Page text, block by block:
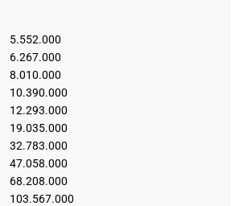
5.552.000
6.267.000
8.010.000
10.390.000
12.293.000
19.035.000
32.783.000
47.058.000
68.208.000
103.567.000